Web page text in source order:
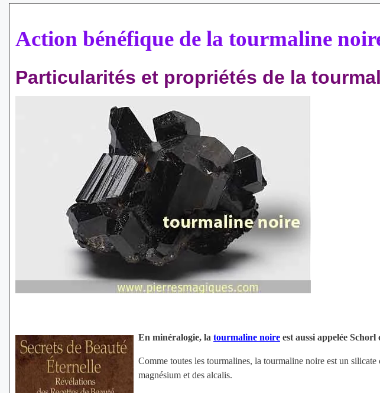
Action bénéfique de la tourmaline
Particularités et propriétés de la
En minéralogie, la tourmaline noireest aussi appelée Schorl
Comme toutes les tourmalines, la tourmaline noire est un
magnésium et des alcalis.